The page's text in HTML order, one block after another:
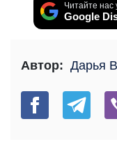
Читайте нас
Google
Автор: Дарья